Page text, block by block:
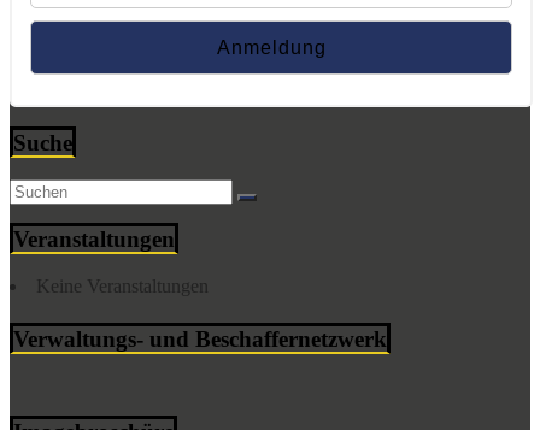
Suche
Veranstaltungen
Keine Veranstaltungen
Verwaltungs- und Beschaffernetzwerk